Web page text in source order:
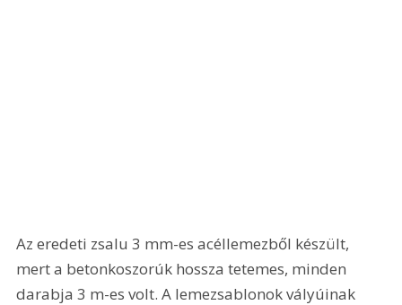
Az eredeti zsalu 3 mm-es acéllemezből készült,
mert a betonkoszorúk hossza tetemes, minden
darabja 3 m-es volt. A lemezsablonok vályúinak